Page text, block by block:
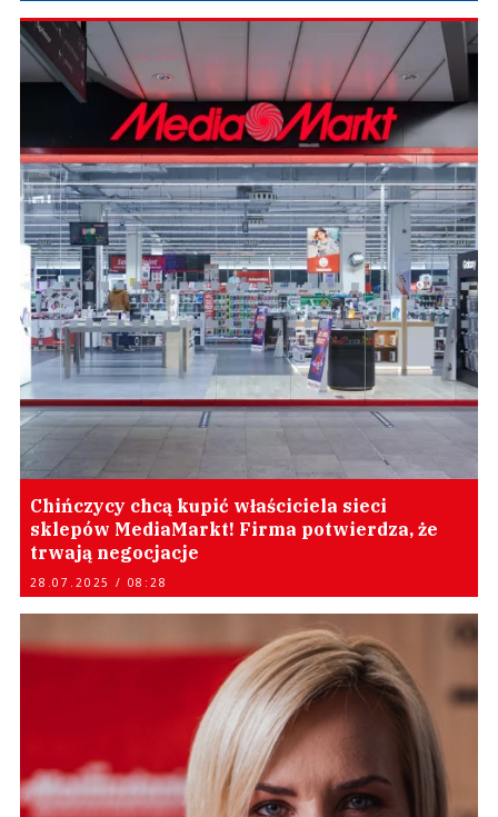
Chińczycy chcą kupić właściciela sieci
sklepów MediaMarkt! Firma potwierdza, że
trwają negocjacje
28.07.2025 / 08:28